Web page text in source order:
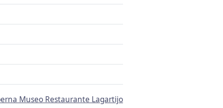
Museo Restaurante Lagartijo